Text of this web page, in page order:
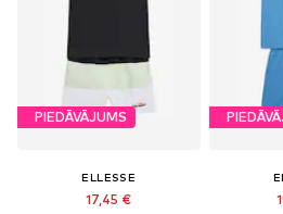
PIEDĀVĀJUMS
ELLESSE
17,45 €